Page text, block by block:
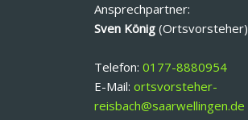
Ansprechpartner:
Sven König (Ortsvorsteher)
Telefon: 0177-8880954
E-Mail: ortsvorsteher-
reisbach@saarwellingen.de